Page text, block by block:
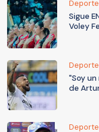
Sigue
Voley
"Soy
de